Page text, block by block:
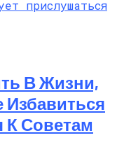
В Жизни,
К Советам